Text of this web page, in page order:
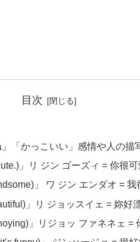
目次
「かっこいい」感情や人の描
」リ ジン ゴーズィ = 你很
」 ワ ジン エンダオ =
」リ ジョッスイェ = 妳好
」リジョッ ファネネェ =